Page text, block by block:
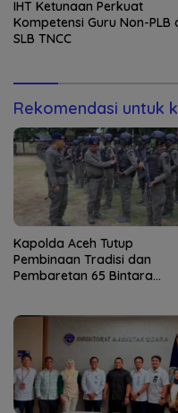
Weh
IHT Ketunaan Perkuat
Kompetensi Guru Non-PLB
SLB TNCC
Rekomendasi untuk
Kapolda Aceh Tutup
Pembinaan Tradisi dan
Pembaretan 65 Bintara